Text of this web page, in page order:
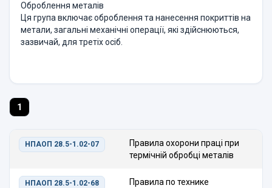
Оброблення металів
Ця група включає оброблення та нанесення покриттів на
метали, загальні механічні операції, які здійснюються,
зазвичай, для третіх осіб.
1
НПАОП 28.5-1.02-07
Правила охорони праці при
термічній обробці металів
НПАОП 28.5-1.02-68
Правила по технике